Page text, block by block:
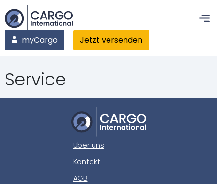
myCargo Jetzt versenden
Service
Über uns
Kontakt
AGB